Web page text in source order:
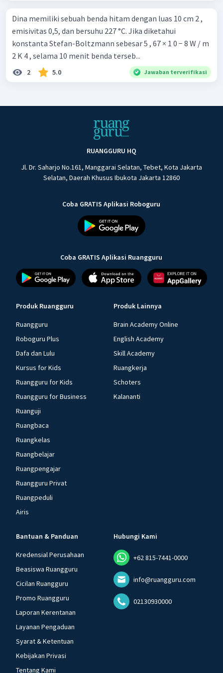
Dina memiliki sebuah benda hitam dengan luas 10 cm 2 ,
emisivitas 0,5, dan bersuhu 227 °C. Jika diketahui
konstanta Stefan-Boltzmann sebesar 5 , 67 × 1 0 − 8 W / m
2 K 4 , selama 10 menit benda terseb...
2 5.0 Jawaban terverifikasi
RUANGGURU HQ
Jl. Dr. Saharjo No.161, Manggarai Selatan, Tebet, Kota Jakarta
Selatan, Daerah Khusus Ibukota Jakarta 12860
Coba GRATIS Aplikasi Roboguru
Coba GRATIS Aplikasi Ruangguru
Produk Ruangguru
Ruangguru
Roboguru Plus
Dafa dan Lulu
Kursus for Kids
Ruangguru for Kids
Ruangguru for Business
Ruanguji
Ruangbaca
Ruangkelas
Ruangbelajar
Ruangpengajar
Ruangguru Privat
Ruangpeduli
Airis
Produk Lainnya
Brain Academy Online
English Academy
Skill Academy
Ruangkerja
Schoters
Kalananti
Bantuan & Panduan
Kredensial Perusahaan
Beasiswa Ruangguru
Cicilan Ruangguru
Promo Ruangguru
Laporan Kerentanan
Layanan Pengaduan
Syarat & Ketentuan
Kebijakan Privasi
Tentang Kami
Hubungi Kami
+62 815-7441-0000
info@ruangguru.com
02130930000